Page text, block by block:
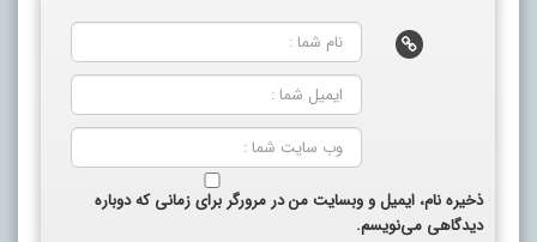
ذخیره نام، ایمیل و وبسایت من در مرورگر برای زمانی که دوباره
دیدگاهی می‌نویسم.